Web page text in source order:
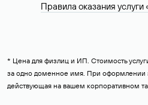
Правила оказания
* Цена для физлиц и ИП. Стоимость
за одно доменное имя. При оформлении
действующая на вашем корпоративном